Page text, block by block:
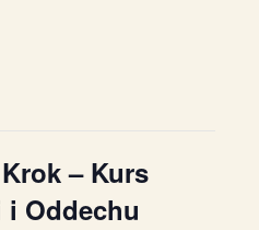
– Kurs
Oddechu